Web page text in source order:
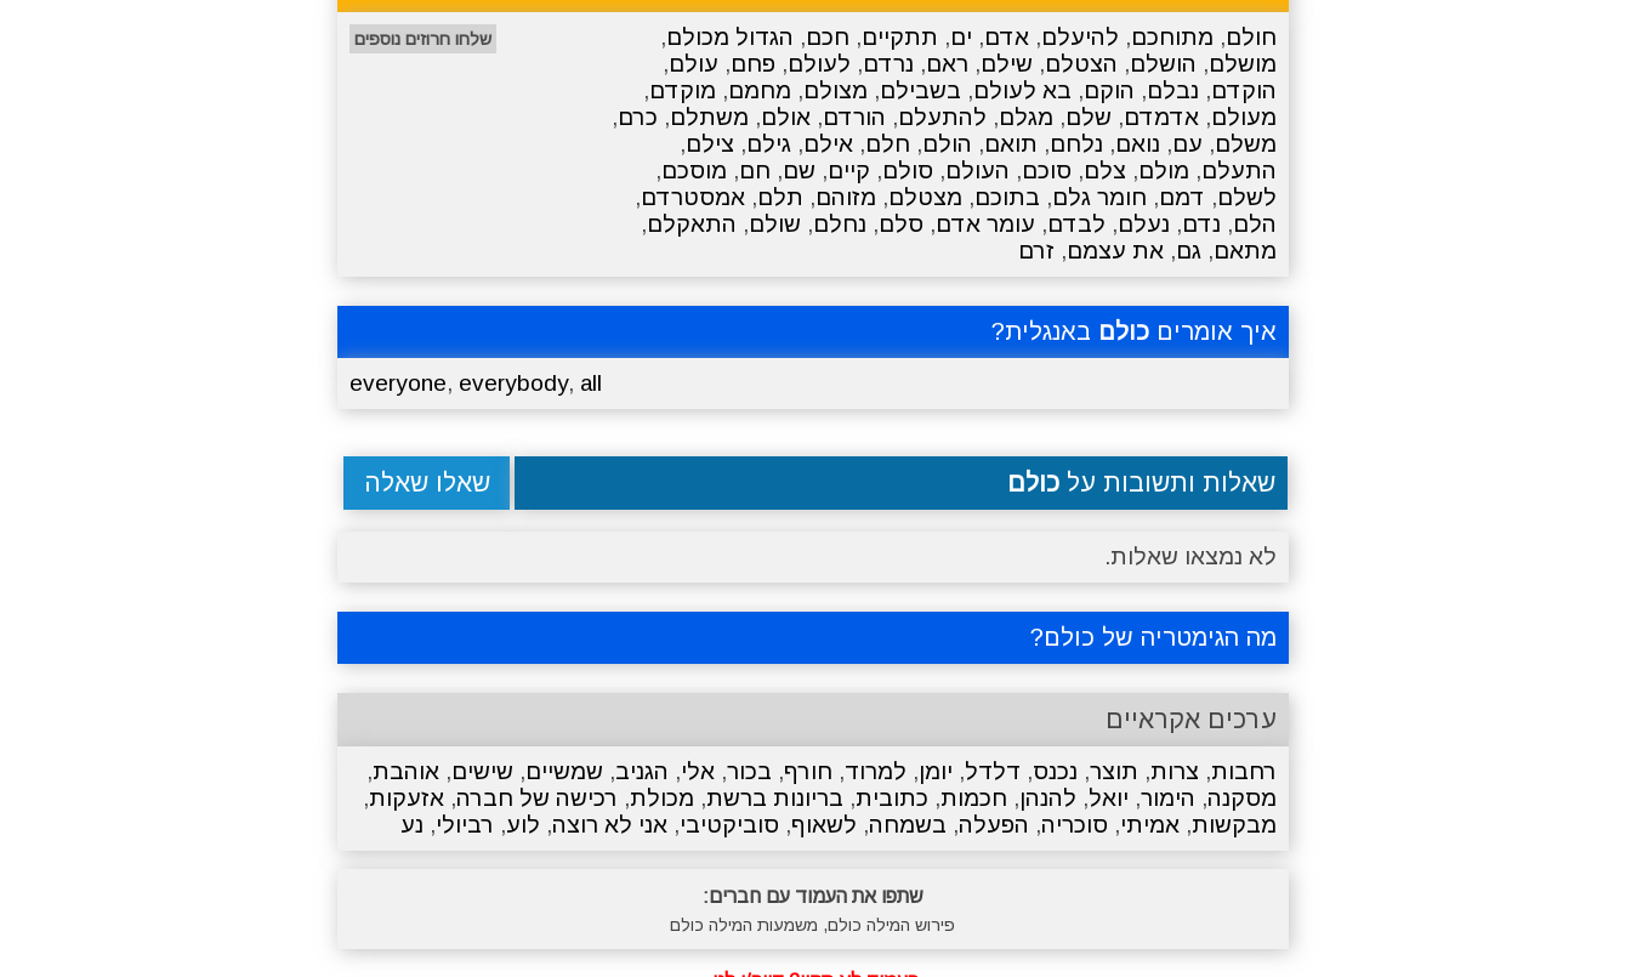
חולם, מתוחכם, להיעלם, אדם, ים, תתקיים, חכם, הגדול מכולם,
מושלם, הושלם, הצטלם, שילם, ראם, נרדם, לעולם, פחם, עולם,
הוקדם, נבלם, הוקם, בא לעולם, בשבילם, מצולם, מחמם, מוקדם,
מעולם, אדמדם, שלם, מגלם, להתעלם, הורדם, אולם, משתלם, כרם,
משלם, עם, נואם, נלחם, תואם, הולם, חלם, אילם, גילם, צילם,
התעלם, מולם, צלם, סוכם, העולם, סולם, קיים, שם, חם, מוסכם,
לשלם, דמם, חומר גלם, בתוכם, מצטלם, מזוהם, תלם, אמסטרדם,
הלם, נדם, נעלם, לבדם, עומר אדם, סלם, נחלם, שולם, התאקלם,
מתאם, גם, את עצמם, זרם
שלחו חרוזים נוספים
איך אומרים כולם באנגלית?
everyone, everybody, all
שאלות ותשובות עלכולם שאלו שאלה
לא נמצאו שאלות.
מה הגימטריה של כולם?
ערכים אקראיים
רחבות, צרות, תוצר, נכנס, דלדל, יומן, למרוד, חורף, בכור, אלי, הגניב, שמשיים, שישים, אוהבת,
מסקנה, הימור, יואל, להנהן, חכמות, כתובית, בריונות ברשת, מכולת, רכישה של חברה, אזעקות,
מבקשות, אמיתי, סוכריה, הפעלה, בשמחה, לשאוף, סוביקטיבי, אני לא רוצה, לוע, רביולי, נע
שתפו את העמוד עם חברים:
פירוש המילה כולם, משמעות המילה כולם